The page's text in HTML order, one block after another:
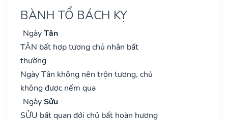
BÀNH TỔ BÁCH KỴ
NgàyTân
TÂN bất hợp tương chủ nhân bất
thường
Ngày Tân không nên trộn tương, chủ
không được nếm qua
NgàySửu
SỬU bất quan đới chủ bất hoàn hương